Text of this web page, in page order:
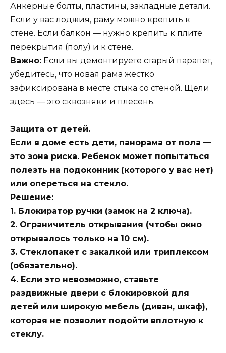
Анкерные болты, пластины, закладные детали.
Если у вас лоджия, раму можно крепить к
стене. Если балкон — нужно крепить к плите
перекрытия (полу) и к стене.
Важно: Если вы демонтируете старый парапет,
убедитесь, что новая рама жестко
зафиксирована в месте стыка со стеной. Щели
здесь — это сквозняки и плесень.
Защита от детей.
Если в доме есть дети, панорама от пола —
это зона риска. Ребенок может попытаться
полезть на подоконник (которого у вас нет)
или опереться на стекло.
Решение:
1. Блокиратор ручки (замок на 2 ключа).
2. Ограничитель открывания (чтобы окно
открывалось только на 10 см).
3. Стеклопакет с закалкой или триплексом
(обязательно).
4. Если это невозможно, ставьте
раздвижные двери с блокировкой для
детей или широкую мебель (диван, шкаф),
которая не позволит подойти вплотную к
стеклу.